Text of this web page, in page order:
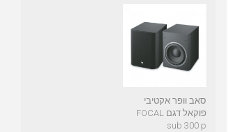
סאב וופר אקטיבי
פוקאל דגם FOCAL
sub 300 p